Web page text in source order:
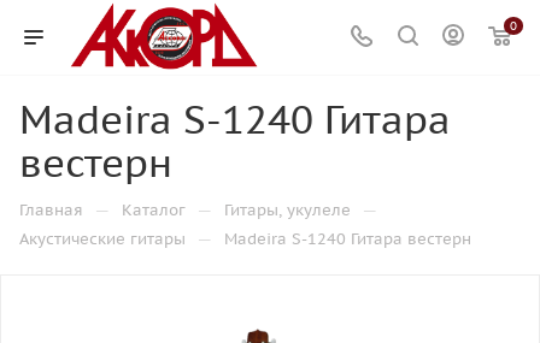
0
Madeira S-1240 Гитара
вестерн
Главная — Каталог — Гитары, укулеле —
Акустические гитары — Madeira S-1240 Гитара вестерн